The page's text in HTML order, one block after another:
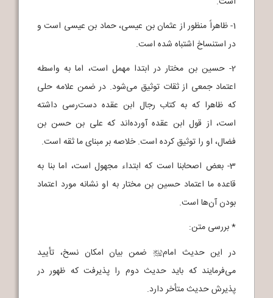
1- ظاهراً منظور از عثمان بن عیسی، حماد بن عیسی است و
در استنساخ اشتباه شده است.
2- حسین بن مختار در ابتدا مهمل است، اما به واسطه
اعتماد جمعی از ثقات توثیق می‌شود. در ضمن علامه حلی
که ظاهرا که به کتاب رجال ابن عقده دست‌رسی داشته
است، از قول ابن عقده آورده‌اند که علی بن حسن بن
فضال، او را توثیق کرده است. خلاصه بر مبنای ما ثقه است.
3- بعض اصحابنا است که ابتداء مجهول است، اما بنا به
قاعده ما اعتماد حسین بن مختار به او نشانه مورد اعتماد
بودن آن‌ها است.
* بررسی متن:
در این حدیث امامj
ضمن بیان امکان نسخ، تأیید
می‌فرمایند که باید حدیث دوم را پذیرفت که ظهور در
پذیرش حدیث متأخر دارد.